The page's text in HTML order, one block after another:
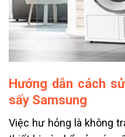
Hướng dẫn cách
sấy Samsung
Việc hư hỏng là không